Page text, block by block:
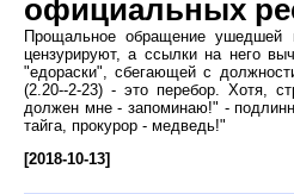
официальных
Прощальное обращение ушедшей
цензурируют, а ссылки на него
"едораски", сбегающей с
(2.20--2-23) - это перебор. Хотя,
должен мне - запоминаю!" -
тайга, прокурор - медведь!"
[2018-10-13]